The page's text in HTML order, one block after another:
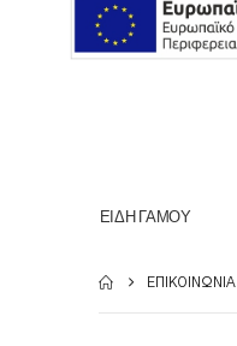
ΕΊΔΗ ΓΆΜΟΥ
ΕΠΙΚΟΙΝΩΝΊΑ